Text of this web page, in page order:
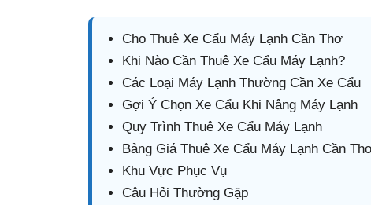
Cho Thuê Xe Cẩu Máy Lạnh Cần Thơ
Khi Nào Cần Thuê Xe Cẩu Máy Lạnh?
Các Loại Máy Lạnh Thường Cần Xe Cẩu
Gợi Ý Chọn Xe Cẩu Khi Nâng Máy Lạnh
Quy Trình Thuê Xe Cẩu Máy Lạnh
Bảng Giá Thuê Xe Cẩu Máy Lạnh Cần
Khu Vực Phục Vụ
Câu Hỏi Thường Gặp